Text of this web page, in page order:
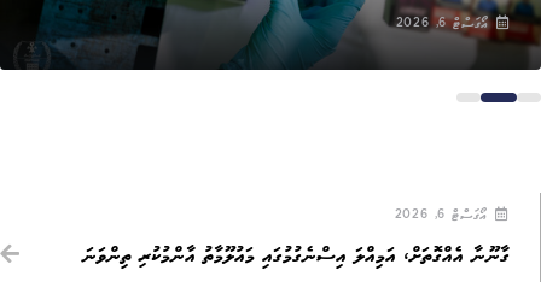
އޯގަސްޓް 6, 2026
އޯގަސްޓް 6, 2026
ގާނޫނާ އެއްގޮތަށް، އަމިއްލަ އިސްނެގުމުގައި މައުލޫމާތު އާންމުކުރި ތިންވަނަ